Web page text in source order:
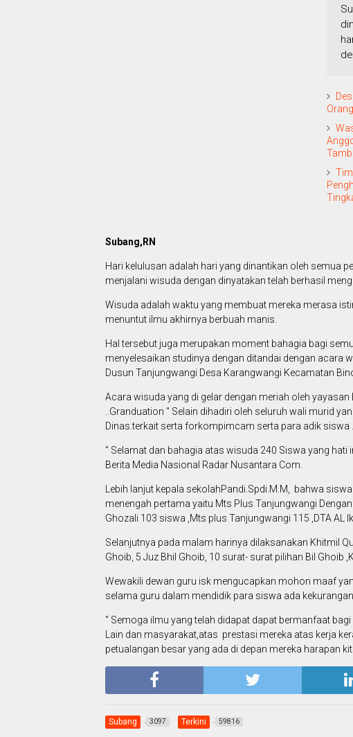
Subang,RN
Hari kelulusan adalah hari yang dinantikan oleh semua
menjalani wisuda dengan dinyatakan telah berhasil
Wisuda adalah waktu yang membuat mereka merasa
menuntut ilmu akhirnya berbuah manis.
Hal tersebut juga merupakan moment bahagia bagi
menyelesaikan studinya dengan ditandai dengan acara
Dusun Tanjungwangi Desa Karangwangi Kecamatan
Acara wisuda yang di gelar dengan meriah oleh
..Granduation " Selain dihadiri oleh seluruh wali murid
Dinas.terkait serta forkompimcam serta para adik siswa .
" Selamat dan bahagia atas wisuda 240 Siswa yang hati
Berita Media Nasional Radar Nusantara Com.
Lebih lanjut kepala sekolahPandi.Spdi.M.M, bahwa
menengah pertama yaitu Mts Plus Tanjungwangi
Ghozali 103 siswa ,Mts plus Tanjungwangi 115 ,DTA AL
Selanjutnya pada malam harinya dilaksanakan Khitmil
Ghoib, 5 Juz Bhil Ghoib, 10 surat- surat pilihan Bil Ghoib
Wewakili dewan guru isk mengucapkan mohon maaf
selama guru dalam mendidik para siswa ada kekurangan
" Semoga ilmu yang telah didapat dapat bermanfaat
Lain dan masyarakat,atas prestasi mereka atas kerja
petualangan besar yang ada di depan mereka harapan
Subang 3097 Terkini 59816